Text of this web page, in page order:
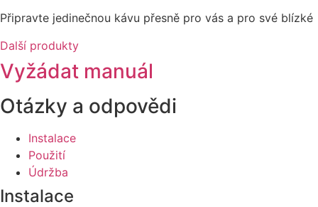
Připravte jedinečnou kávu přesně pro vás a pro své blízké
Další produkty
Vyžádat manuál
Otázky a odpovědi
Instalace
Použití
Údržba
Instalace